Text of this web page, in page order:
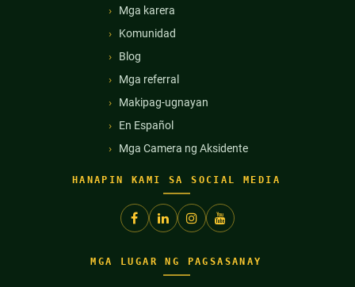
Mga karera
Komunidad
Blog
Mga referral
Makipag-ugnayan
En Español
Mga Camera ng Aksidente
HANAPIN KAMI SA SOCIAL MEDIA
MGA LUGAR NG PAGSASANAY